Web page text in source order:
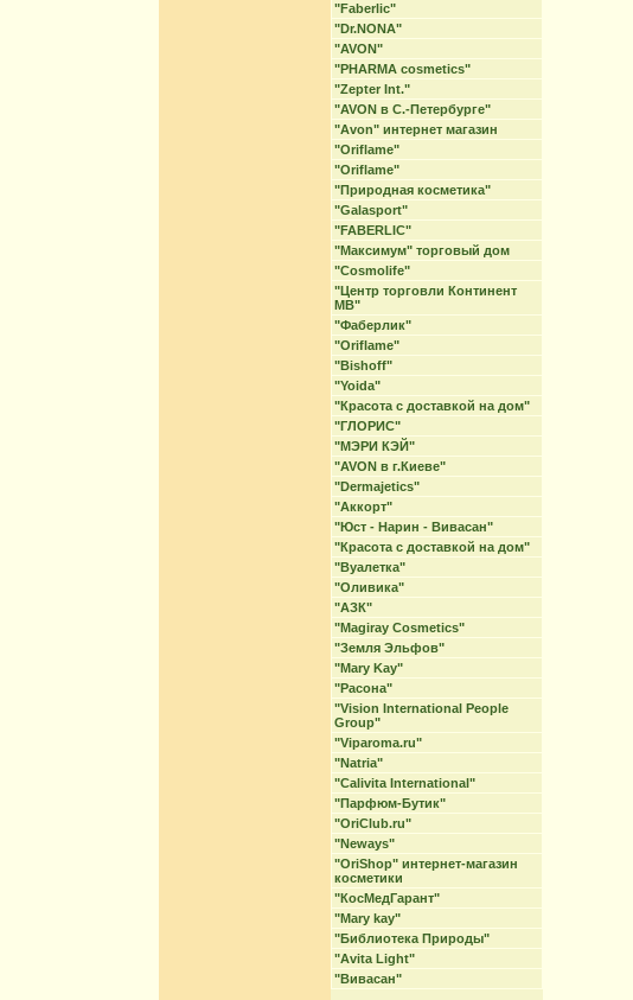
"Faberlic"
"Dr.NONA"
"AVON"
"PHARMA cosmetics"
"Zepter Int."
"AVON в С.-Петербурге"
"Avon" интернет магазин
"Oriflame"
"Oriflame"
"Природная косметика"
"Galasport"
"FABERLIC"
"Максимум" торговый дом
"Cosmolife"
"Центр торговли Континент
МВ"
"Фаберлик"
"Oriflame"
"Bishoff"
"Yoida"
"Красота с доставкой на дом"
"ГЛОРИС"
"МЭРИ КЭЙ"
"AVON в г.Киеве"
"Dermajetics"
"Аккорт"
"Юст - Нарин - Вивасан"
"Красота с доставкой на дом"
"Вуалетка"
"Оливика"
"АЗК"
"Magiray Cosmetics"
"Земля Эльфов"
"Mary Kay"
"Расона"
"Vision International People
Group"
"Viparoma.ru"
"Natria"
"Calivita International"
"Парфюм-Бутик"
"OriClub.ru"
"Neways"
"OriShop" интернет-магазин
косметики
"КосМедГарант"
"Mary kay"
"Библиотека Природы"
"Avita Light"
"Вивасан"